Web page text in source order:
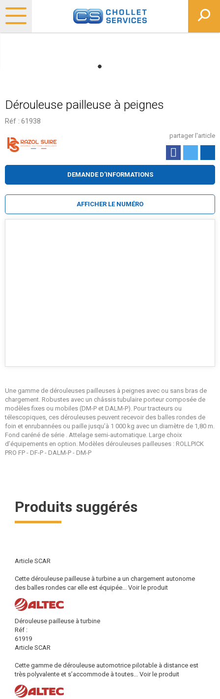
Dérouleuse pailleuse à peignes
Réf : 61938
partager l'article
Une gamme de dérouleuses pailleuses à peignes avec ou sans bras de
chargement. Robustes avec un châssis tubulaire porteur composée de
modèles fixes ou mobiles (DM-P et DALM-P). Pour tracteurs ou
télescopiques, ces dérouleuses peuvent recevoir des balles rondes de
foin et enrubannées ou paille jusqu’à 1 000 kg avec un diamètre de 1,80 m.
Fond caréné de série . Attelage semi-automatique. Large choix
d’équipements en option. Modèles dérouleuses pailleuses : ROLLPICK
PRO FP - DF-P - DALM-P - DM-P
DEMANDE D'INFORMATIONS
AFFICHER LE NUMÉRO
Produits suggérés
Article SCAR
Cette dérouleuse pailleuse à turbine a un chargement autonome
des balles rondes car elle est équipée... Voir le produit
Dérouleuse pailleuse à turbine
Réf :
61919
Article SCAR
Cette gamme de dérouleuse automotrice pilotable à distance est
très polyvalente et s’accommode à toutes... Voir le produit